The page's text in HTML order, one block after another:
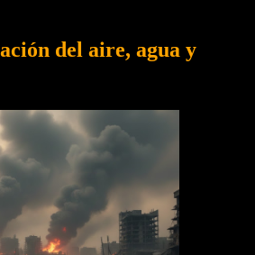
del aire, agua y